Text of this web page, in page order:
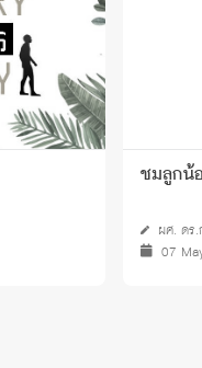
ชมลูกน้
ผศ. ดร
07